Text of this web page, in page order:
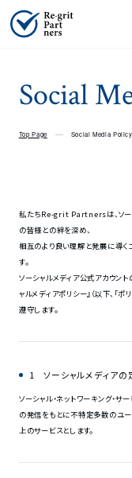
Social
Top Page Social Media Policy
私たちRe-grit Partnersは、ソー
の皆様との絆を深め、
相互のより良い理解と発展に導く
す。
ソーシャルメディア公式アカウン
ャルメディアポリシー』（以下、「ポ
遵守します。
1 ソーシャルメディアの
ソーシャル・ネットワーキング・サ
の発信をもとに不特定多数のユ
上のサービスとします。